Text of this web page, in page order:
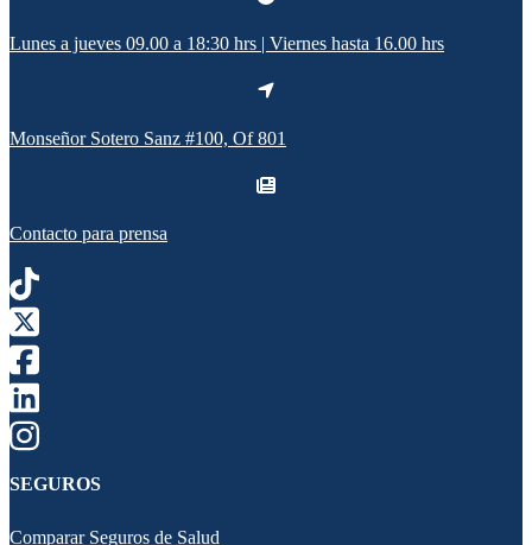
Lunes a jueves 09.00 a 18:30 hrs | Viernes hasta 16.00 hrs
Monseñor Sotero Sanz #100, Of 801
Contacto para prensa
SEGUROS
Comparar Seguros de Salud